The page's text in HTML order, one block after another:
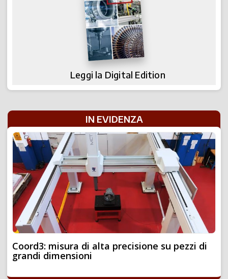
Leggi la Digital Edition
IN EVIDENZA
Coord3: misura di alta precisione su pezzi di
grandi dimensioni